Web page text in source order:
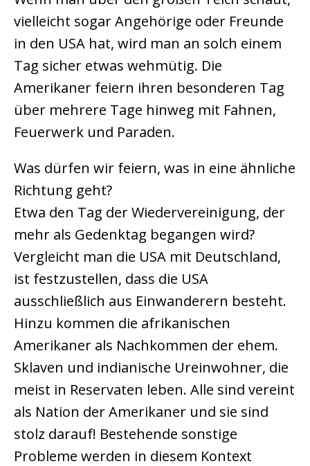
vielleicht sogar Angehörige oder Freunde
in den USA hat, wird man an solch einem
Tag sicher etwas wehmütig. Die
Amerikaner feiern ihren besonderen Tag
über mehrere Tage hinweg mit Fahnen,
Feuerwerk und Paraden.
Was dürfen wir feiern, was in eine ähnliche
Richtung geht?
Etwa den Tag der Wiedervereinigung, der
mehr als Gedenktag begangen wird?
Vergleicht man die USA mit Deutschland,
ist festzustellen, dass die USA
ausschließlich aus Einwanderern besteht.
Hinzu kommen die afrikanischen
Amerikaner als Nachkommen der ehem.
Sklaven und indianische Ureinwohner, die
meist in Reservaten leben. Alle sind vereint
als Nation der Amerikaner und sie sind
stolz darauf! Bestehende sonstige
Probleme werden in diesem Kontext